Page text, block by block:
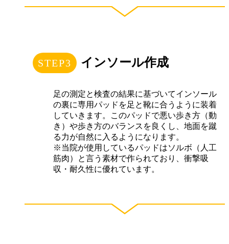
インソール作成
足の測定と検査の結果に基づいてインソール
の裏に専用パッドを足と靴に合うように装着
していきます。このパッドで悪い歩き方（動
き）や歩き方のバランスを良くし、地面を蹴
る力が自然に入るようになります。
※当院が使用しているパッドはソルボ（人工
筋肉）と言う素材で作られており、衝撃吸
収・耐久性に優れています。